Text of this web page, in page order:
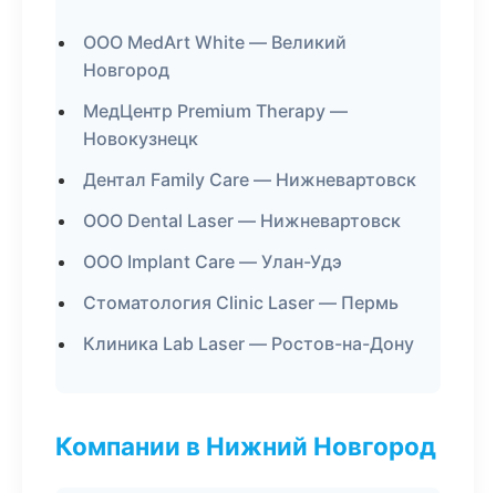
ООО MedArt White — Великий
Новгород
МедЦентр Premium Therapy —
Новокузнецк
Дентал Family Care — Нижневартовск
ООО Dental Laser — Нижневартовск
ООО Implant Care — Улан-Удэ
Стоматология Clinic Laser — Пермь
Клиника Lab Laser — Ростов-на-Дону
Компании в Нижний Новгород